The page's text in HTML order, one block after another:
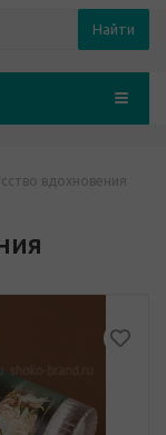
Найти
вдохновения